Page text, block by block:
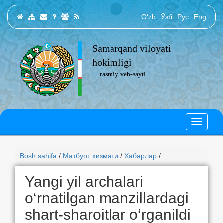
O‘zb Ўзб Рус Eng
Samarqand viloyati
hokimligi
rasmiy veb-sayti
Bosh sahifa / Матбуот хизмати / Хабарлар /
Yangi yil archalari
o‘rnatilgan manzillardagi
shart-sharoitlar o‘rganildi